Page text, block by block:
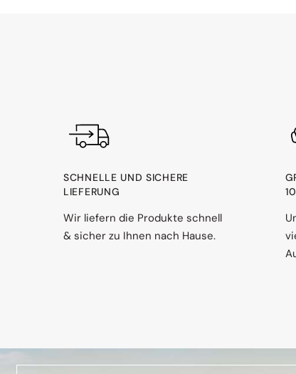
SCHNELLE UND SICHERE
LIEFERUNG
Wir liefern die Produkte schnell
& sicher zu Ihnen nach Hause.